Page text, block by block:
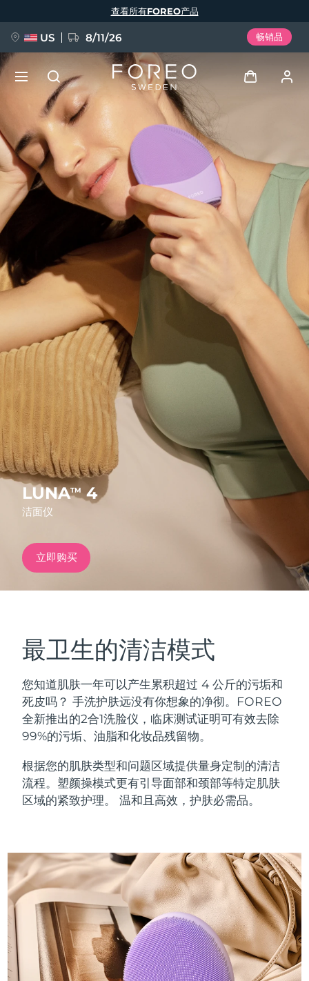
LUNATM4
洁面仪
立即购买
最卫生的清洁模式
您知道肌肤一年可以产生累积超过 4 公斤的污垢和
死皮吗？ 手洗护肤远没有你想象的净彻。FOREO
全新推出的2合1洗脸仪，临床测试证明可有效去除
99%的污垢、油脂和化妆品残留物。
根据您的肌肤类型和问题区域提供量身定制的清洁
流程。塑颜操模式更有引导面部和颈部等特定肌肤
区域的紧致护理。 温和且高效，护肤必需品。
查看所有FOREO产品
US 8/11/26 畅销品
用户信息
我的设备
我的订单
我的地址
我的订阅
新品
FAQ™ Pure Beauty-Tech Elixir
BREAKING NEWS
issa™ Teeth Whitening Set
FAQ™ Dual LED Panel
热门产品
特别优惠
红光疗法
面部清洁
LUNA™ 4 套装
Anti-aging massage
LUNA™ 4 Plus
LUNA™ 4 Men
For men, anti-aging massage
LUNA™ 4 mini
For young skin, T-zone
紧致提拉
BEAR™ 2 套装
Microcurrent toning
BEAR™ 2 go
BEAR™ 2 eyes & lips
Microcurrent line smoothing device
面部提拉护理
Premium anti-aging skincare
补水保湿
UFO™ 3 套装
UFO™ 3 LED
Near-infrared and red light therapy
device
UFO™ 3 mini
Red light therapy device for young skin
口腔护理
issa™ 4
issa™ 4 plus
Smart hybrid silicone sonic toothbrush
issa™ 4 smile
Hybrid silicone sonic toothbrush
抗老
FAQ™ 101
Clinical anti-aging
LED治疗
NEW
FAQ™ 201
LED mask
NEW
语言
English Deutsch
Español
Français
Italiano
Português
Svenska
Русский
Türkçe
简体中文 繁體中文
发货国家
美国 预计送达日期 8/11/26
英国 预计送达日期 8/10/26
西班牙 8/10/26
澳大利亚 预计送达日期 8/13/26
法国 预计送达日期
德国 预计送达日期
加拿大 预计送达日期 8/14/26
奥地利 预计送达日期
比利时 预计送达日期8/10/26
百慕大 预计送达日期
波斯尼亚和黑塞哥维那 预计送达日期8/13/26
文莱 预计送达日期
加拿大 预计送达日期8/14/26
智利 预计送达日期8/14/26
中国 预计送达日期 8/10/26
哥伦比亚 预计送达日期8/14/26